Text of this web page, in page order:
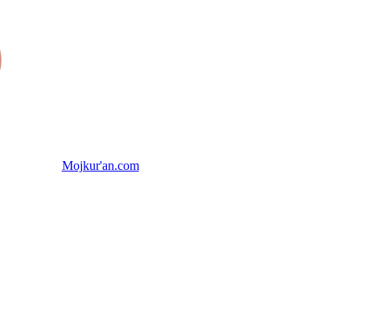
Mojkur'an.com